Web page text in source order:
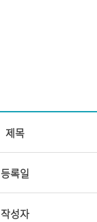
제목
등록일
작성자